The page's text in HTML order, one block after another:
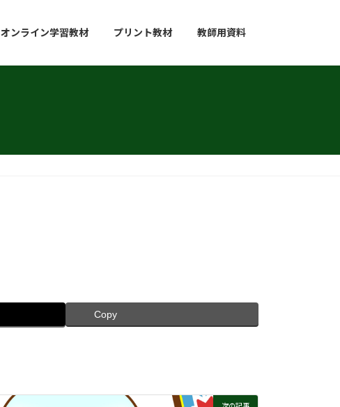
オンライン学習教材 プリント教材 教師用資料
Copy